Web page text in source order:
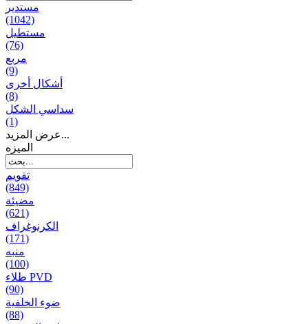
مستدير
(1042)
مستطيل
(76)
مربع
(9)
أشكال أخرى
(8)
سداسي الشكل
(1)
عرض المزيد...
المیزه
تقويم
(849)
مضيئة
(621)
الكرنوغراف
(171)
منبه
(100)
طلاء PVD
(90)
ضوء الخلفية
(88)